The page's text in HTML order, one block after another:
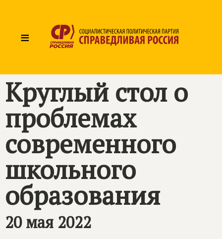
≡
Круглый стол о
проблемах
современного
школьного
образования
20 мая 2022